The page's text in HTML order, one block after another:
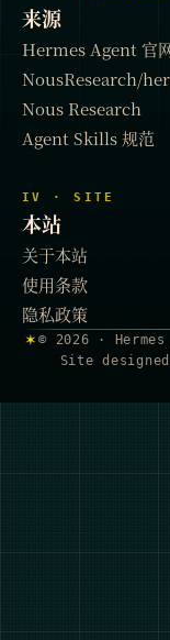
来源
Hermes Agent 官
NousResearch/
Nous Research
Agent Skills 规范
IV · SITE
本站
关于本站
使用条款
隐私政策
✶© 2026 ·
Site